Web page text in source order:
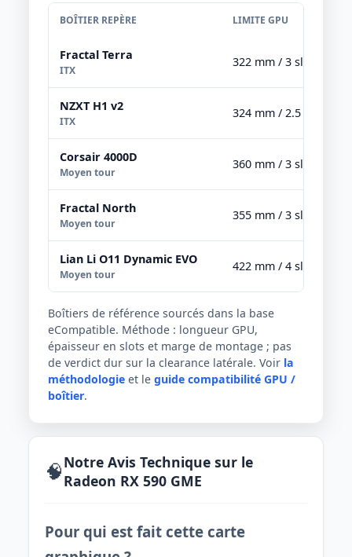
BOÎTIER REPÈRE LIMITE GPU
Fractal Terra
ITX
322 mm / 3 slots
NZXT H1 v2
ITX
324 mm / 2.5 slots
Corsair 4000D
Moyen tour
360 mm / 3 slots
Fractal North
Moyen tour
355 mm / 3 slots
Lian Li O11 Dynamic EVO
Moyen tour
422 mm / 4 slots
Boîtiers de référence sourcés dans la base
eCompatible. Méthode : longueur GPU,
épaisseur en slots et marge de montage ; pas
de verdict dur sur la clearance latérale. Voir la
méthodologie et le guide compatibilité GPU /
boîtier.
🧠Notre Avis Technique sur le
Radeon RX 590 GME
Pour qui est fait cette carte